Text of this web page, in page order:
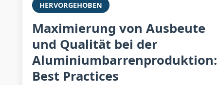
HERVORGEHOBEN
Maximierung von Ausbeute
und Qualität bei der
Aluminiumbarrenproduktion:
Best Practices